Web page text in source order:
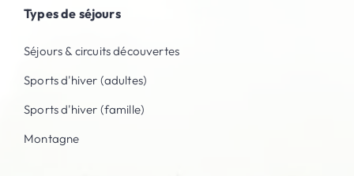
Types de séjours
Séjours & circuits découvertes
Sports d'hiver (adultes)
Sports d'hiver (famille)
Montagne